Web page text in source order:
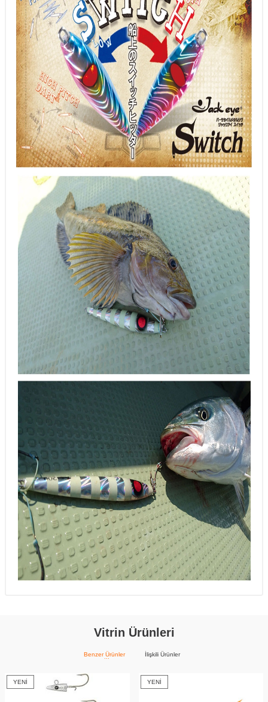
Vitrin Ürünleri
Benzer Ürünler İlişkili Ürünler
YENI YENI